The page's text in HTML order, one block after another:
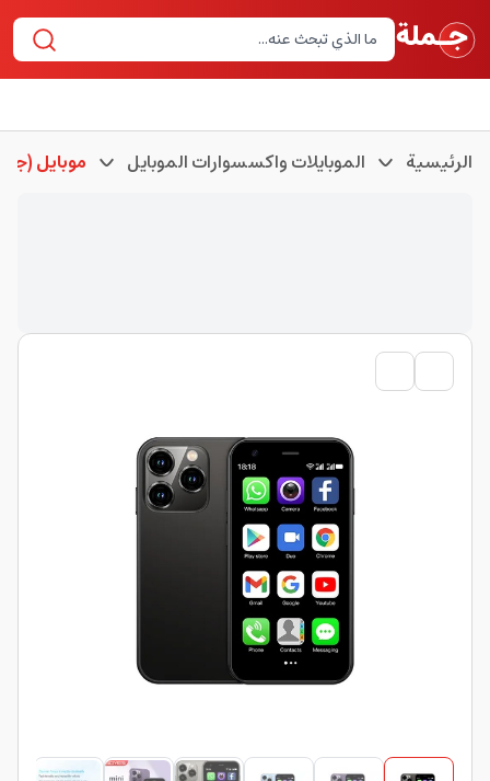
الرئيسية الموبايلات واكسسوارات الموبايل موبايل